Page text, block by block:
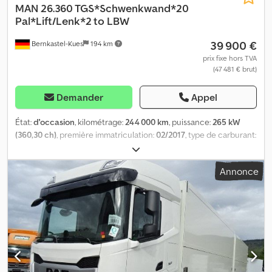
Bernkastel-Kues 194 km
MAN 26.360 TGS*Schwenkwand*20
Pal*Lift/Lenk*2 to LBW
39 900 €
prix fixe hors TVA
(47 481 € brut)
Demander Appel
État:d'occasion, kilométrage:244 000 km, puissance:265 kW
(360,30 ch), première immatriculation:02/2017, type de carburant:
, configuration d'essieux:
couleur:blanc, type d'engrenage:automatique, classe
d'émission:Euro 6 , largeur totale:2 550 mm, hauteur totale:3 600
, volume de l'espace de chargement:45 m³, longueur de
l'espace de chargement: 8 220 mm, largeur de l’espace de
chargement:2 480 mm, hauteur de l'espace de chargement:
2 200 mm
, Année de construction:2017, Équipement:
climatisation, filtre à particules, hayon élévateur, programme
électronique de stabilité (ESP), système de navigation
Carrosserie à parois pivotantes Dinkel Magnus * Certifié Dekra
Annonce